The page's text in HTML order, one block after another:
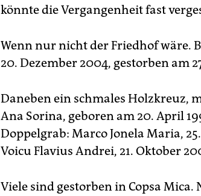
könnte die Vergangenheit fast
Wenn nur nicht der Friedhof wäre.
20. Dezember 2004, gestorben am
Daneben ein schmales Holzkreuz,
Ana Sorina, geboren am 20. April
Doppelgrab: Marco Jonela Maria,
Voicu Flavius Andrei, 21. Oktober
Viele sind gestorben in Copsa